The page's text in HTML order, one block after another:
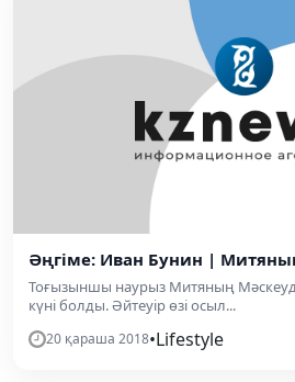
Әңгіме: Иван Бунин |
Тоғызыншы наурыз Митяның
күні болды. Әйтеуір өзі осыл...
20 қараша 2018•Lifestyle